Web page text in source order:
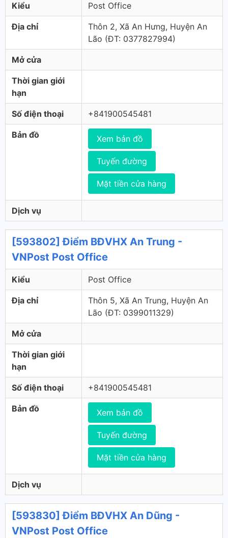
Kiểu Post Office
Địa chỉ
Thôn 2, Xã An Hưng, Huyện An
Lão (ÐT: 0377827994)
Mở cửa
Thời gian giới
hạn
Số điện thoại +841900545481
Bản đồ Xem bản đồ
Tuyến đường
Mặt tiền cửa hàng
Dịch vụ
[593802] Điểm BĐVHX An Trung -
VNPost Post Office
Kiểu Post Office
Địa chỉ
Thôn 5, Xã An Trung, Huyện An
Lão (ÐT: 0399011329)
Mở cửa
Thời gian giới
hạn
Số điện thoại +841900545481
Bản đồ Xem bản đồ
Tuyến đường
Mặt tiền cửa hàng
Dịch vụ
[593830] Điểm BĐVHX An Dũng -
VNPost Post Office